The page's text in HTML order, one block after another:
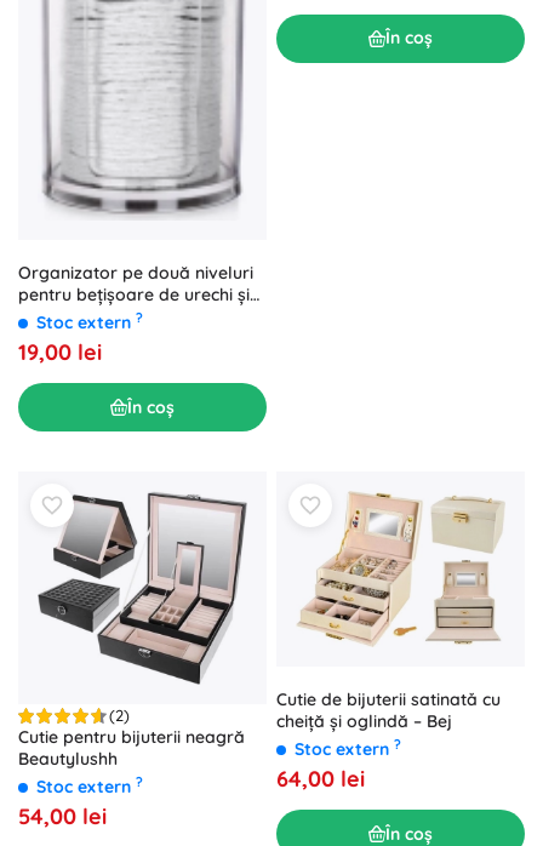
Organizator pe două niveluri
pentru bețișoare de urechi și
dischete demachiante
Stoc extern ?
19,00 lei
În coș
În coș
(2)
Cutie pentru bijuterii neagră
Beautylushh
Stoc extern ?
54,00 lei
Cutie de bijuterii satinatǎ cu
cheiță și oglindă – Bej
Stoc extern ?
64,00 lei
În coș